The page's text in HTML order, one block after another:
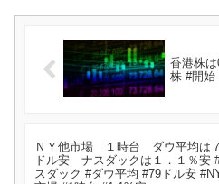
香港株
株 #開始
ＮＹ他市場 １時台 ダウ平均は
ドル安 ナスダックは１．１％安
スダック #ダウ平均 #79ドル安